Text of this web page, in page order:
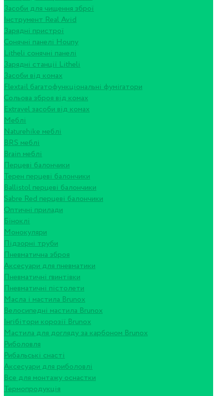
Засоби для чищення зброї
Інструмент Real Avid
Зарядні пристрої
Сонячні панелі Houny
Litheli сонячні панелі
Зарядні станції Litheli
Засоби від комах
Flextail багатофункціональні фумігатори
Сольова зброя від комах
Extravel засоби від комах
Меблі
Naturehike меблі
BRS меблі
Brain меблі
Перцеві балончики
Терен перцеві балончики
Ballistol перцеві балончики
Sabre Red перцеві балончики
Оптичні прилади
Біноклі
Монокуляри
Підзорні труби
Пневматична зброя
Аксесуари для пневматики
Пневматичні гвинтівки
Пневматичні пістолети
Масла і мастила Brunox
Велосипедні мастила Brunox
Інгібітори корозії Brunox
Мастила для догляду за карбоном Brunox
Риболовля
Рибальські снасті
Аксесуари для риболовлі
Все для монтажу оснастки
Термопродукція